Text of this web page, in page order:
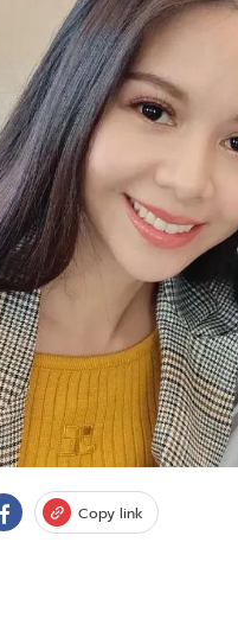
ติดตามสนุกโซเชียลได้ที่
จอร์ (ประเทศไทย) จำกัด
Copy link